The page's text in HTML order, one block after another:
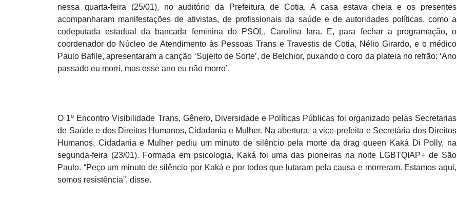
nessa quarta-feira (25/01), no auditório da Prefeitura de Cotia. A casa estava cheia e os presentes
acompanharam manifestações de ativistas, de profissionais da saúde e de autoridades políticas, como a
codeputada estadual da bancada feminina do PSOL, Carolina Iara. E, para fechar a programação, o
coordenador do Núcleo de Atendimento às Pessoas Trans e Travestis de Cotia, Nélio Girardo, e o médico
Paulo Bafile, apresentaram a canção ‘Sujeito de Sorte’, de Belchior, puxando o coro da plateia no refrão: ‘Ano
passado eu morri, mas esse ano eu não morro’.
O 1º Encontro Visibilidade Trans, Gênero, Diversidade e Políticas Públicas foi organizado pelas Secretarias
de Saúde e dos Direitos Humanos, Cidadania e Mulher. Na abertura, a vice-prefeita e Secretária dos Direitos
Humanos, Cidadania e Mulher pediu um minuto de silêncio pela morte da drag queen Kaká Di Polly, na
segunda-feira (23/01). Formada em psicologia, Kaká foi uma das pioneiras na noite LGBTQIAP+ de São
Paulo. “Peço um minuto de silêncio por Kaká e por todos que lutaram pela causa e morreram. Estamos aqui,
somos resistência”, disse.